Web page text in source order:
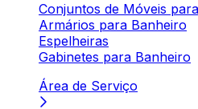
Conjuntos de Móveis
Armários para Banheiro
Espelheiras
Gabinetes para Banheiro
Área de Serviço